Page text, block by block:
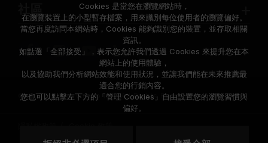
© 2026 Team Group Inc. All Rights Reserved.
Cookies 是當您在瀏覽網站時，
在瀏覽裝置上的小型暫存檔案，用來識別每位使用者的瀏覽偏好。
當您再度訪問本網站時，Cookies 能夠識別您的裝置，並存取相關
資訊。
如點選「全部接受」，表示您允許我們透過 Cookies 來提升您在本
網站上的使用體驗，
以及協助我們分析網站效能和使用狀況，並讓我們能在未來推薦最
適合您的行銷內容。
您也可以點擊左下方的「管理 Cookies」自由設置您的瀏覽習慣與
偏好。